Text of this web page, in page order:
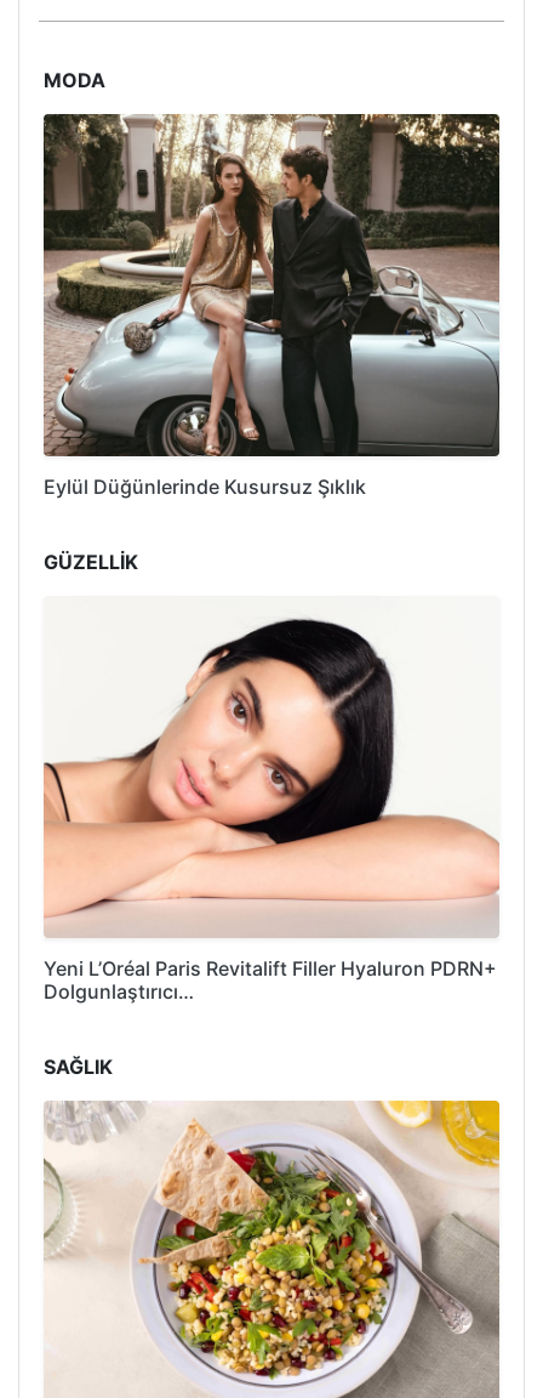
MODA
Eylül Düğünlerinde Kusursuz Şıklık
GÜZELLİK
Yeni L’Oréal Paris Revitalift Filler Hyaluron PDRN+
Dolgunlaştırıcı…
SAĞLIK